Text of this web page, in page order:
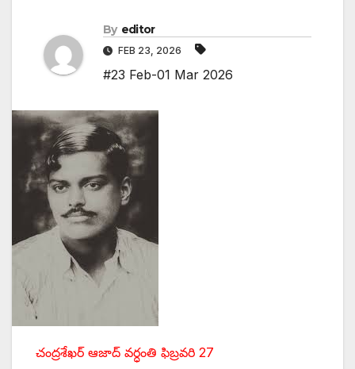
By editor
FEB 23, 2026
#23 Feb-01 Mar 2026
చంద్రశేఖర్‌ ఆజాద్‌ ‌వర్ధంతి ఫిబ్రవరి 27